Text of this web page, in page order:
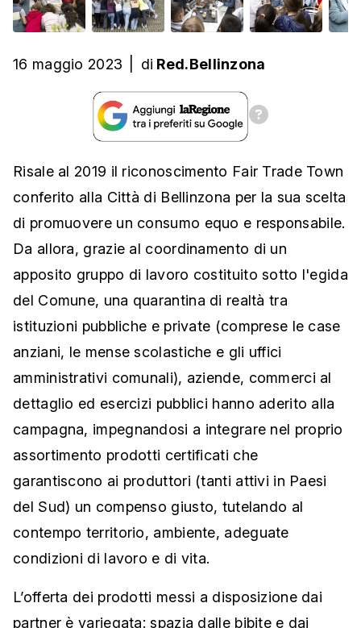
16 maggio 2023 di Red.Bellinzona
Risale al 2019 il riconoscimento Fair Trade Town
conferito alla Città di Bellinzona per la sua scelta
di promuovere un consumo equo e responsabile.
Da allora, grazie al coordinamento di un
apposito gruppo di lavoro costituito sotto l'egida
del Comune, una quarantina di realtà tra
istituzioni pubbliche e private (comprese le case
anziani, le mense scolastiche e gli uffici
amministrativi comunali), aziende, commerci al
dettaglio ed esercizi pubblici hanno aderito alla
campagna, impegnandosi a integrare nel proprio
assortimento prodotti certificati che
garantiscono ai produttori (tanti attivi in Paesi
del Sud) un compenso giusto, tutelando al
contempo territorio, ambiente, adeguate
condizioni di lavoro e di vita.
L’offerta dei prodotti messi a disposizione dai
partner è variegata: spazia dalle bibite e dai